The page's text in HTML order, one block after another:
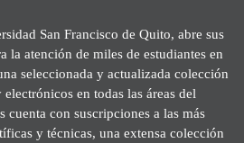
San Francisco de Quito, abre sus
la atención de miles de estudiantes en
seleccionada y actualizada colección
en todas las áreas del
cuenta con suscripciones a las más
y técnicas, una extensa colección